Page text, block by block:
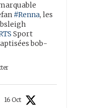
#Renna, les
Sport
bob-
16 Oct